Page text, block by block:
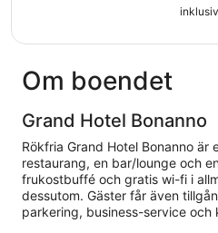
Om boendet
Grand Hotel Bonanno
Rökfria Grand Hotel Bonanno är
restaurang, en bar/lounge och
frukostbuffé och gratis wi-fi i
dessutom. Gäster får även
parkering, business-service och